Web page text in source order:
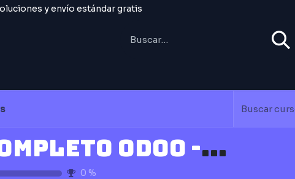
y envío estándar gratis
Curso Completo Odoo - v18
0 %